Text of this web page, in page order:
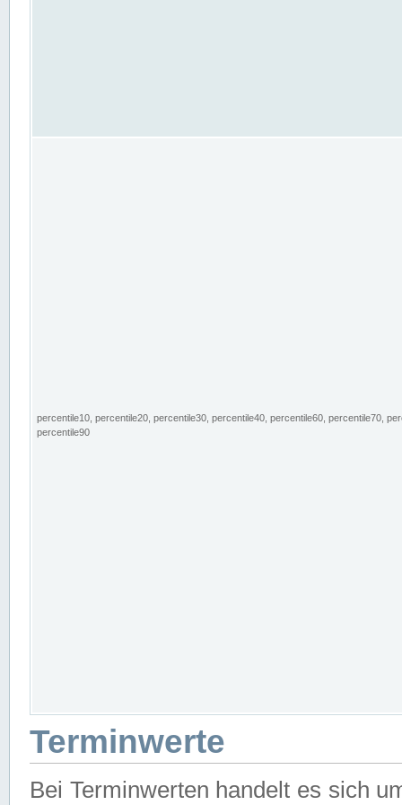
percentile10, percentile20, percentile30, percentile40, percentile60, percentile70,
percentile90
Terminwerte
Bei Terminwerten handelt es sich